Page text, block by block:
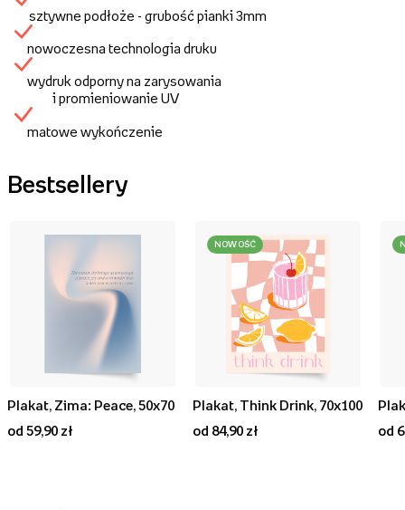
sztywne podłoże - grubość pianki 3mm
nowoczesna technologia druku
wydruk odporny na zarysowania
i promieniowanie UV
matowe wykończenie
Bestsellery
Plakat, Zima: Peace, 50x70
od 59,90 zł
NOWOŚĆ
Plakat, Think Drink, 70x100
od 84,90 zł
od